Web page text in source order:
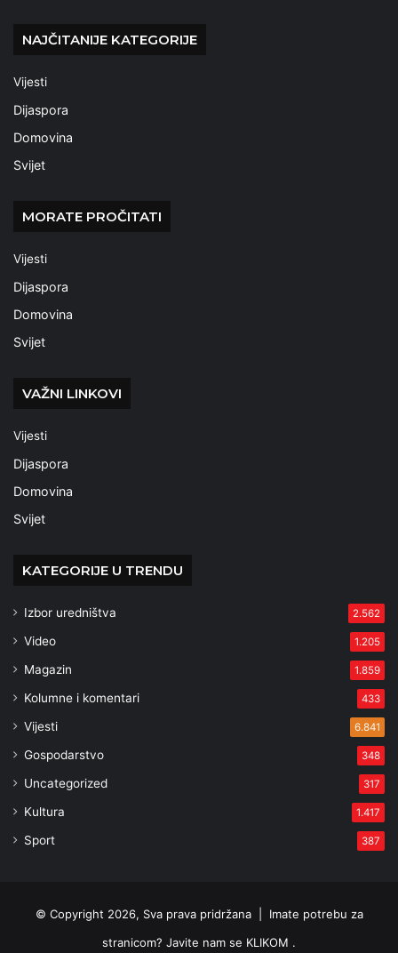
NAJČITANIJE KATEGORIJE
Vijesti
Dijaspora
Domovina
Svijet
MORATE PROČITATI
Vijesti
Dijaspora
Domovina
Svijet
VAŽNI LINKOVI
Vijesti
Dijaspora
Domovina
Svijet
KATEGORIJE U TRENDU
Izbor uredništva 2.562
Video 1.205
Magazin 1.859
Kolumne i komentari 433
Vijesti 6.841
Gospodarstvo 348
Uncategorized 317
Kultura 1.417
Sport 387
© Copyright 2026, Sva prava pridržana | Imate potrebu za
stranicom? Javite nam se KLIKOM .